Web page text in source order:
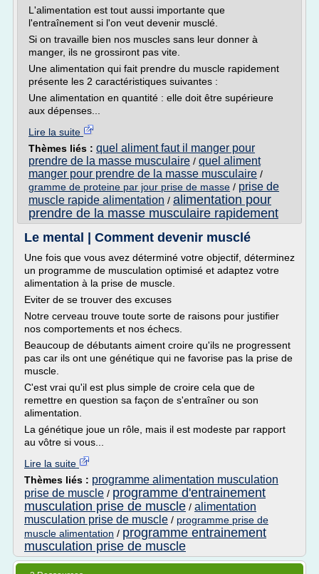
L'alimentation est tout aussi importante que
l'entraînement si l'on veut devenir musclé.
Si on travaille bien nos muscles sans leur donner à
manger, ils ne grossiront pas vite.
Une alimentation qui fait prendre du muscle rapidement
présente les 2 caractéristiques suivantes :
Une alimentation en quantité : elle doit être supérieure
aux dépenses...
Lire la suite
Thèmes liés : quel aliment faut il manger pour
prendre de la masse musculaire / quel aliment
manger pour prendre de la masse musculaire /
gramme de proteine par jour prise de masse / prise de
muscle rapide alimentation / alimentation pour
prendre de la masse musculaire rapidement
Le mental | Comment devenir musclé
Une fois que vous avez déterminé votre objectif, déterminez
un programme de musculation optimisé et adaptez votre
alimentation à la prise de muscle.
Eviter de se trouver des excuses
Notre cerveau trouve toute sorte de raisons pour justifier
nos comportements et nos échecs.
Beaucoup de débutants aiment croire qu'ils ne progressent
pas car ils ont une génétique qui ne favorise pas la prise de
muscle.
C'est vrai qu'il est plus simple de croire cela que de
remettre en question sa façon de s'entraîner ou son
alimentation.
La génétique joue un rôle, mais il est modeste par rapport
au vôtre si vous...
Lire la suite
Thèmes liés : programme alimentation musculation
prise de muscle / programme d'entrainement
musculation prise de muscle / alimentation
musculation prise de muscle / programme prise de
muscle alimentation / programme entrainement
musculation prise de muscle